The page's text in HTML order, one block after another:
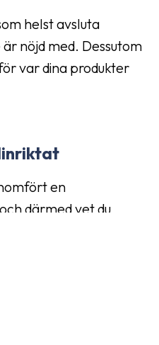
helst avsluta
nöjd med. Dessutom
var dina produkter
en
därmed vet du